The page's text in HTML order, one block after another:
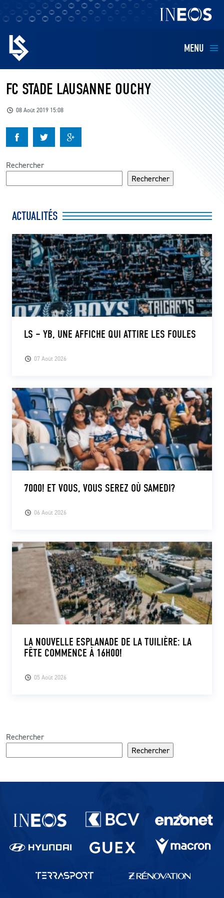
MENU
EQUIPES
BILLETTERIE
FANS
KIDS
RESTAURATION
CLUB
CONTACT
ACTUALITÉS
LS ACADEMY CAMPS
PRESSE ET MEDIAS
FC STADE LAUSANNE OUCHY
08 Août 2019 15:08
Rechercher
Rechercher
ACTUALITÉS
07 Août 2026
LS – YB, UNE AFFICHE QUI ATTIRE LES FOULES
06 Août 2026
7000! ET VOUS, VOUS SEREZ OÙ SAMEDI?
05 Août 2026
LA NOUVELLE ESPLANADE DE LA TUILIÈRE: LA
FÊTE COMMENCE À 16H00!
Rechercher
Rechercher
Partenaires du lausanne-Sport